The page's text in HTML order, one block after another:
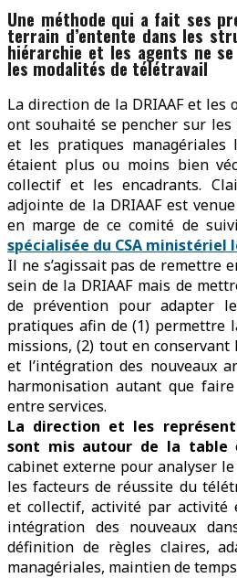
Une méthode qui a fait ses
terrain d’entente dans les
hiérarchie et les agents ne
les modalités de télétravail
La direction de la DRIAAF et les
ont souhaité se pencher sur
et les pratiques
étaient plus ou moins bien
collectif et les encadrants.
adjointe de la DRIAAF est
en marge de ce comité de
spécialisée du CSA ministériel
Il ne s’agissait pas de remettre
sein de la DRIAAF mais de
de prévention pour adapter
pratiques afin de (1) permettre
missions, (2) tout en conservant
et l’intégration des nouveaux
harmonisation autant que
entre services.
La direction et les
sont mis autour de la table
cabinet externe pour analyser
les facteurs de réussite du
et collectif, activité par activité
intégration des nouveaux
définition de règles claires,
managériales, maintien de